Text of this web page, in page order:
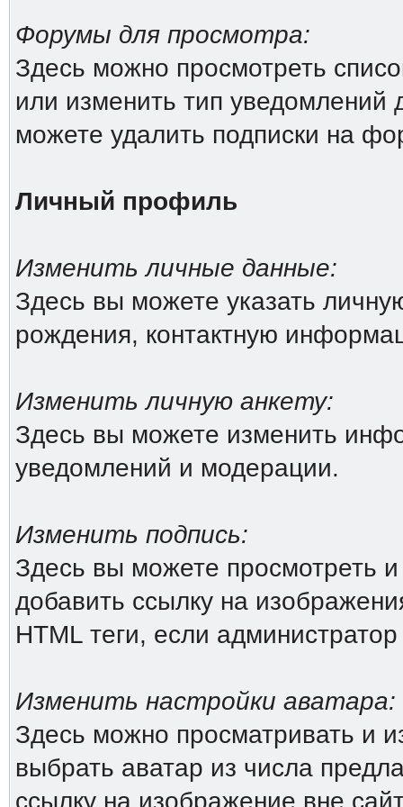
Форумы для просмотра:
Здесь можно просмотреть
или изменить тип
можете удалить подписки на
Личный профиль
Изменить личные данные:
Здесь вы можете указать
рождения, контактную
Изменить личную анкету:
Здесь вы можете изменить
уведомлений и модерации.
Изменить подпись:
Здесь вы можете просмотреть
добавить ссылку на
HTML теги, если
Изменить настройки аватара:
Здесь можно просматривать и
выбрать аватар из числа
ссылку на изображение вне